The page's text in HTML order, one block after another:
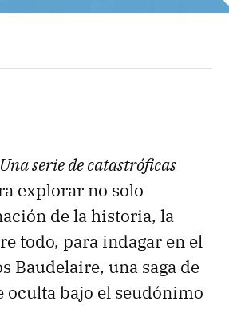
Una serie de catastróficas
explorar no solo
de la historia, la
todo, para indagar en el
Baudelaire, una saga de
bajo el seudónimo